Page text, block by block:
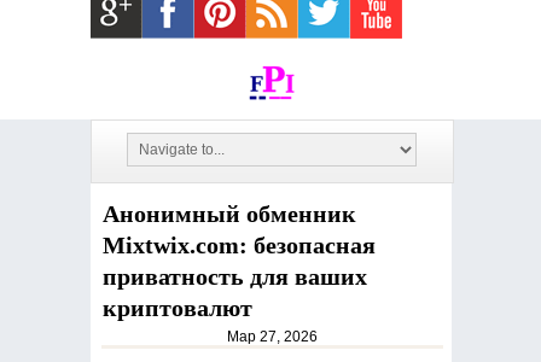
Анонимный обменник
Mixtwix.com: безопасная
приватность для ваших
криптовалют
Мар 27, 2026